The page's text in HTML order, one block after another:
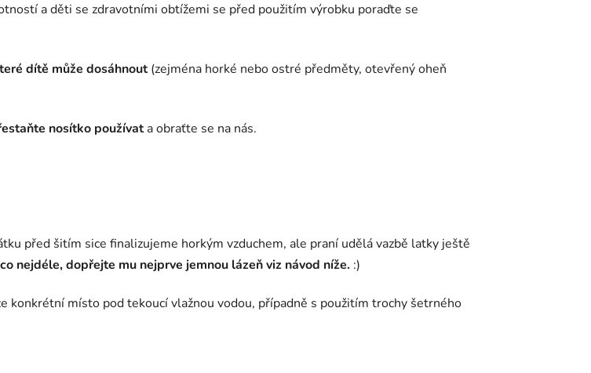
a děti se zdravotními obtížemi se před použitím výrobku poraďte se
dítě může dosáhnout(zejména horké nebo ostré předměty, otevřený oheň
nosítko používata obraťte se na nás.
před šitím sice finalizujeme horkým vzduchem, ale praní udělá vazbě latky ještě
nejdéle, dopřejte mu nejprve jemnou lázeň viz návod níže. :)
místo pod tekoucí vlažnou vodou, případně s použitím trochy šetrného